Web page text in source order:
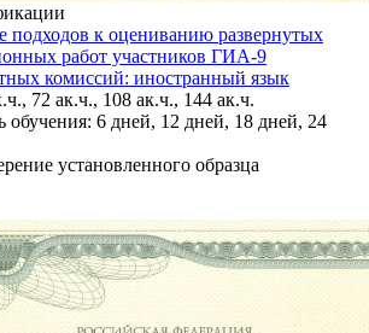
подходов к оцениванию развернутых
работ участников ГИА-9
комиссий: иностранный язык
72 ак.ч., 108 ак.ч., 144 ак.ч.
обучения: 6 дней, 12 дней, 18 дней, 24
установленного образца